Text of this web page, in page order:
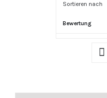
Sortieren nach
Bewertung
16 Produkte